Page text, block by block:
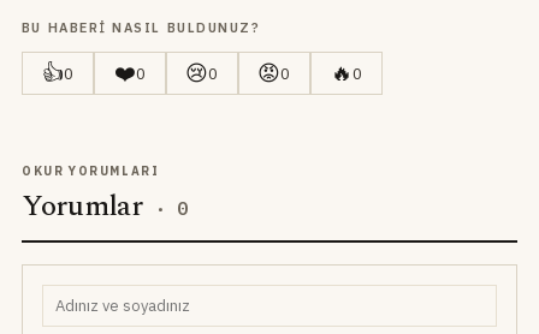
BU HABERI NASIL BULDUNUZ?
👍0 ❤️0 😢0 😡0 🔥0
OKUR YORUMLARI
Yorumlar · 0